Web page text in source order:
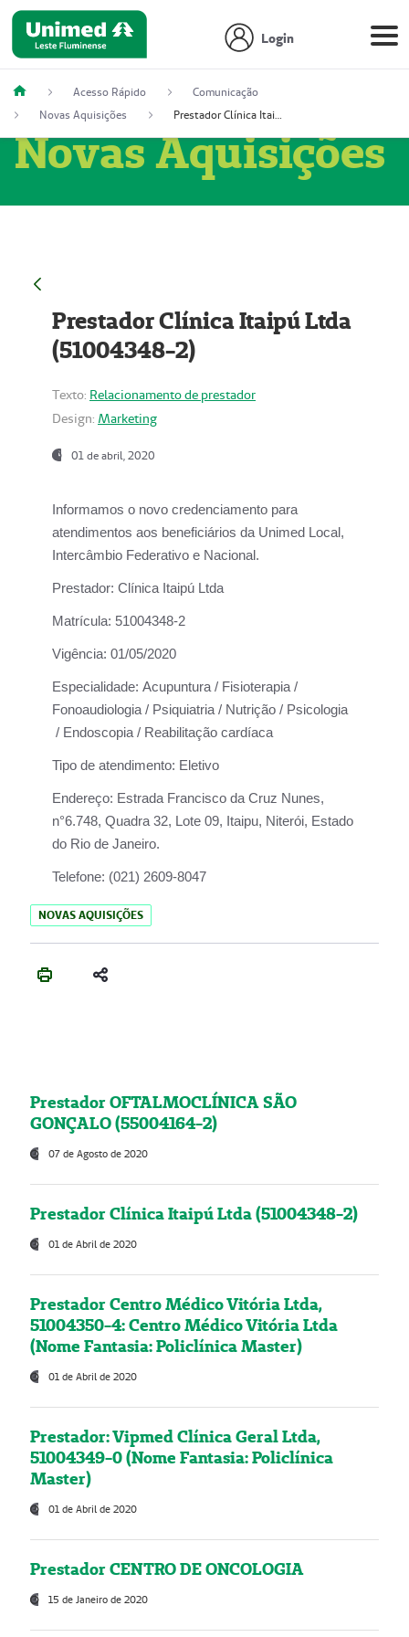
Login
Acesso Rápido
Comunicação
Novas Aquisições
Prestador Clínica Itaipú Ltda (51004348-2)
Novas Aquisições
Prestador Clínica Itaipú Ltda
(51004348-2)
Texto: Relacionamento de prestador
Design: Marketing
01 de abril, 2020
Informamos o novo credenciamento para
atendimentos aos beneficiários da Unimed Local,
Intercâmbio Federativo e Nacional.
Prestador: Clínica Itaipú Ltda
Matrícula: 51004348-2
Vigência: 01/05/2020
Especialidade: Acupuntura / Fisioterapia /
Fonoaudiologia / Psiquiatria / Nutrição / Psicologia
/ Endoscopia / Reabilitação cardíaca
Tipo de atendimento: Eletivo
Endereço: Estrada Francisco da Cruz Nunes,
n°6.748, Quadra 32, Lote 09, Itaipu, Niterói, Estado
do Rio de Janeiro.
Telefone: (021) 2609-8047
NOVAS AQUISIÇÕES
Prestador OFTALMOCLÍNICA SÃO
GONÇALO (55004164-2)
07 de Agosto de 2020
Prestador Clínica Itaipú Ltda (51004348-2)
01 de Abril de 2020
Prestador Centro Médico Vitória Ltda,
51004350-4: Centro Médico Vitória Ltda
(Nome Fantasia: Policlínica Master)
01 de Abril de 2020
Prestador: Vipmed Clínica Geral Ltda,
51004349-0 (Nome Fantasia: Policlínica
Master)
01 de Abril de 2020
Prestador CENTRO DE ONCOLOGIA
15 de Janeiro de 2020